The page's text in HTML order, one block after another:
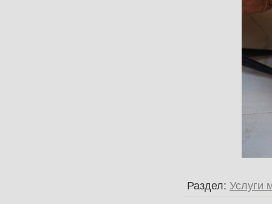
Раздел: Услуги